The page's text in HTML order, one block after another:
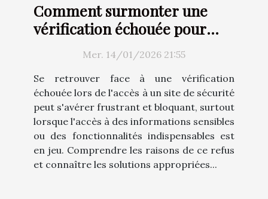
Comment surmonter une
vérification échouée pour
l'accès à un site de sécurité?
Mer. 14/01/2026 21:55
Se retrouver face à une vérification
échouée lors de l'accès à un site de sécurité
peut s'avérer frustrant et bloquant, surtout
lorsque l'accès à des informations sensibles
ou des fonctionnalités indispensables est
en jeu. Comprendre les raisons de ce refus
et connaître les solutions appropriées...